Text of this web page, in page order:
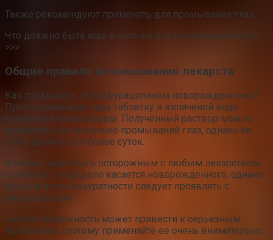
Также рекомендуют применять для промывания глаз
Что должно быть еще в аптечке для новорожденного?
>>>
Общие правила использования лекарств
Как промывать глаза фурацилином новорожденному?
Просто разведите одну таблетку в кипяченой воде
комнатной температуры. Полученный раствор можно
применять на несколько промываний глаз, однако не
стоит хранить его более суток.
Конечно, надо быть осторожным с любым лекарством,
особенно, когда дело касается новорожденного, однако
больше всего аккуратности следует проявлять с
марганцовкой.
Любая небрежность может привести к серьезным
проблемам, поэтому применяйте ее очень внимательно: